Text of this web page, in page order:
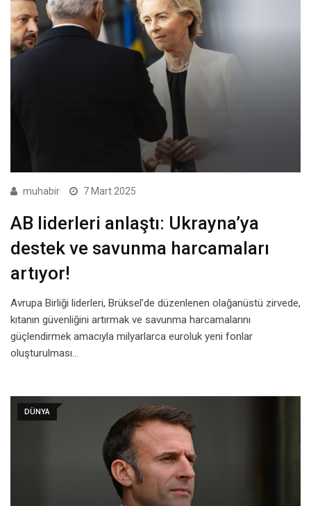
muhabir 7 Mart 2025
AB liderleri anlaştı: Ukrayna’ya
destek ve savunma harcamaları
artıyor!
Avrupa Birliği liderleri, Brüksel’de düzenlenen olağanüstü zirvede,
kıtanın güvenliğini artırmak ve savunma harcamalarını
güçlendirmek amacıyla milyarlarca euroluk yeni fonlar
oluşturulması…
DÜNYA